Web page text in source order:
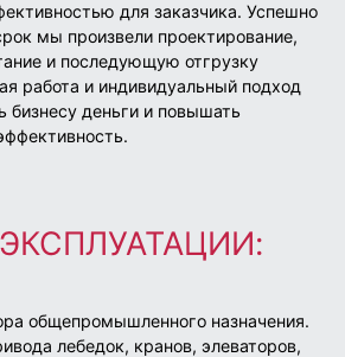
для заказчика. Успешно
мы произвели проектирование,
и последующую отгрузку
работа и индивидуальный подход
бизнесу деньги и повышать
общепромышленного назначения.
лебедок, кранов, элеваторов,